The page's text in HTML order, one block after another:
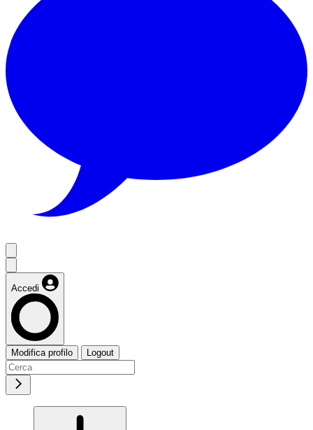
Accedi
Modifica profilo Logout